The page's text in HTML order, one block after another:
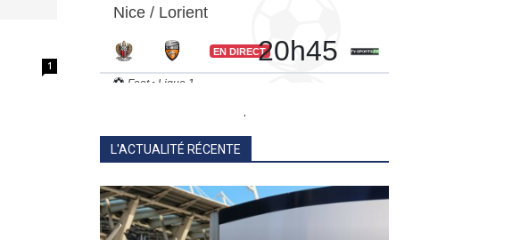
1
.
L'ACTUALITÉ RÉCENTE